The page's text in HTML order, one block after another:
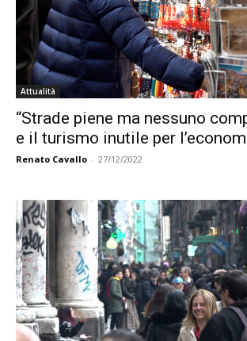
Attualità
“Strade piene ma nessuno
e il turismo inutile per
Renato Cavallo - 27/12/2022